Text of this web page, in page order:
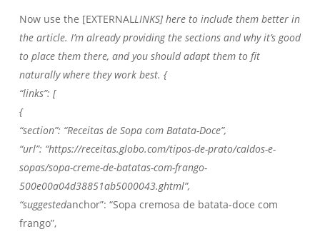
Now use the [EXTERNALLINKS] here to include them better in
the article. I’m already providing the sections and why it’s good
to place them there, and you should adapt them to fit
naturally where they work best. {
“links”: [
{
“section”: “Receitas de Sopa com Batata-Doce”,
“url”: “https://receitas.globo.com/tipos-de-prato/caldos-e-
sopas/sopa-creme-de-batatas-com-frango-
500e00a04d38851ab5000043.ghtml”,
“suggestedanchor”: “Sopa cremosa de batata-doce com
frango”,